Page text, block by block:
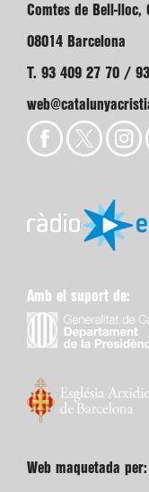
Comtes de Bell-lloc,
08014 Barcelona
T. 93 409 27 70 /
Amb el suport de:
Web maquetada per: